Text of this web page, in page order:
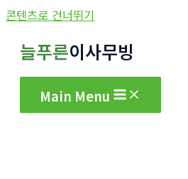
콘텐츠로 건너뛰기
늘푸른이사무빙
Main Menu